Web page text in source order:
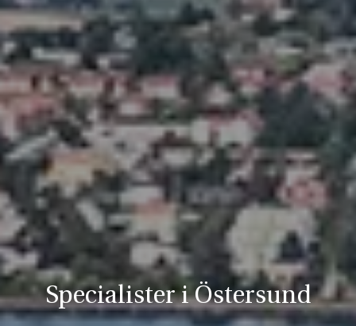
Specialister i Östersund